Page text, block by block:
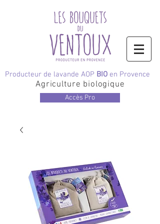
Producteur de lavande AOP BIO en Provence
Agriculture biologique
Accès Pro